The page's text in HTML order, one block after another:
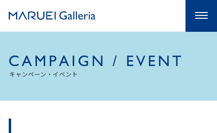
キャンペーン・イベント